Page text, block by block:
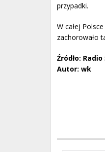
przypadki.
W całej
zachorowało
Źródło: Radio
Autor: wk